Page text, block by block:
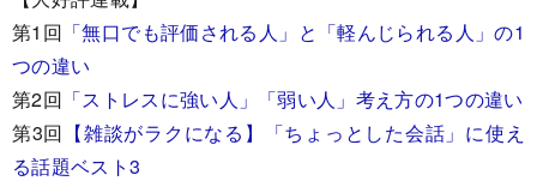
第1回 「無口でも評価される人」と「軽んじられる人」の1
つの違い
第2回 「ストレスに強い人」「弱い人」考え方の1つの違い
第3回 【雑談がラクになる】「ちょっとした会話」に使え
る話題ベスト3